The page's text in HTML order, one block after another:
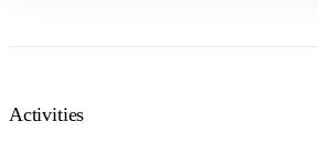
Activities